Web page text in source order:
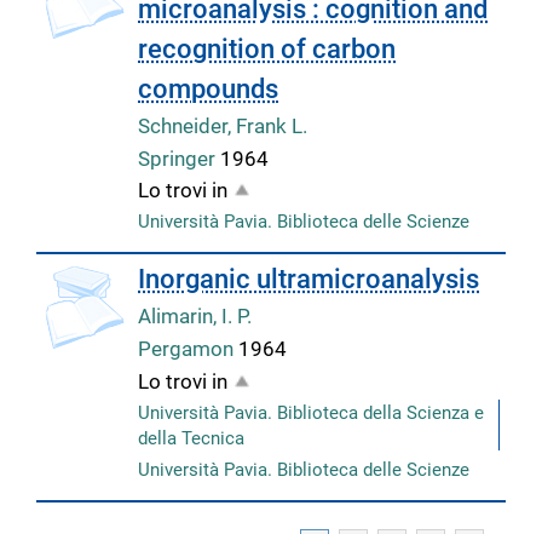
microanalysis : cognition and
recognition of carbon
compounds
Schneider, Frank L.
Springer 1964
Lo trovi in
Università Pavia. Biblioteca delle Scienze
copertina Inorganic ultramicroanalysis
Alimarin, I. P.
Pergamon 1964
Lo trovi in
Università Pavia. Biblioteca della Scienza e
della Tecnica
Università Pavia. Biblioteca delle Scienze